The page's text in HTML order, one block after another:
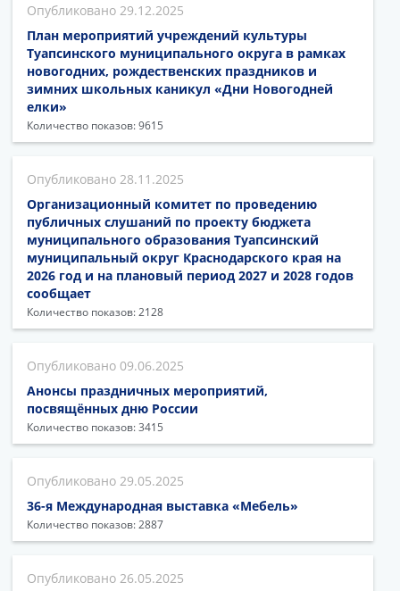
29.12.2025
План мероприятий учреждений культуры
Туапсинского муниципального округа в рамках
новогодних, рождественских праздников и
зимних школьных каникул «Дни Новогодней
елки»
Количество показов: 9615
28.11.2025
Организационный комитет по проведению
публичных слушаний по проекту бюджета
муниципального образования Туапсинский
муниципальный округ Краснодарского края на
2026 год и на плановый период 2027 и 2028 годов
сообщает
Количество показов: 2128
09.06.2025
Анонсы праздничных мероприятий,
посвящённых дню России
Количество показов: 3415
29.05.2025
36-я Международная выставка «Мебель»
Количество показов: 2887
26.05.2025